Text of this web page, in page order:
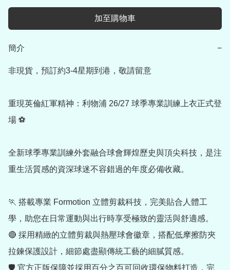
加至購物車
簡介 −
非現貨，預訂約3-4星期到港，敬請留意
重現英倫紅軍精神：利物浦 26/27 球季專業訓練上衣正式登
場 ⚽
全新球季專業訓練外套融合球會輝煌歷史與頂尖科技，是注
重生活質感的資深球迷不容錯過的年度必備收藏。
🏃 搭載專業 Formotion 立體剪裁科技，完美貼合人體工
學，助您在日常運動與出行時享受極致的靈活與舒適感。
🔴 採用精緻的立體剪裁與熱壓球會徽章，搭配低摩擦防夾
拉鍊保護設計，細節處盡顯傳統工藝的細膩質感。
🛡️ 官方正版保障並採用百分之百可回收環保物料打造，完